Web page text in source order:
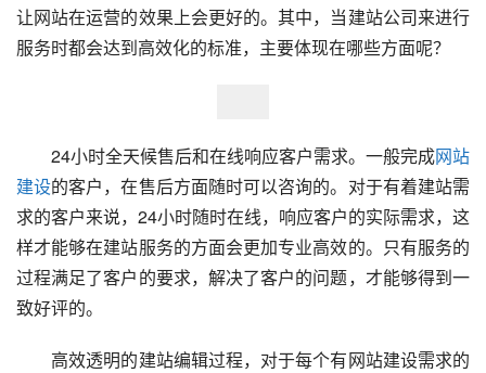
让网站在运营的效果上会更好的。其中，当建站公司来进行
服务时都会达到高效化的标准，主要体现在哪些方面呢？
24小时全天候售后和在线响应客户需求。一般完成网站
建设的客户，在售后方面随时可以咨询的。对于有着建站需
求的客户来说，24小时随时在线，响应客户的实际需求，这
样才能够在建站服务的方面会更加专业高效的。只有服务的
过程满足了客户的要求，解决了客户的问题，才能够得到一
致好评的。
高效透明的建站编辑过程，对于每个有网站建设需求的